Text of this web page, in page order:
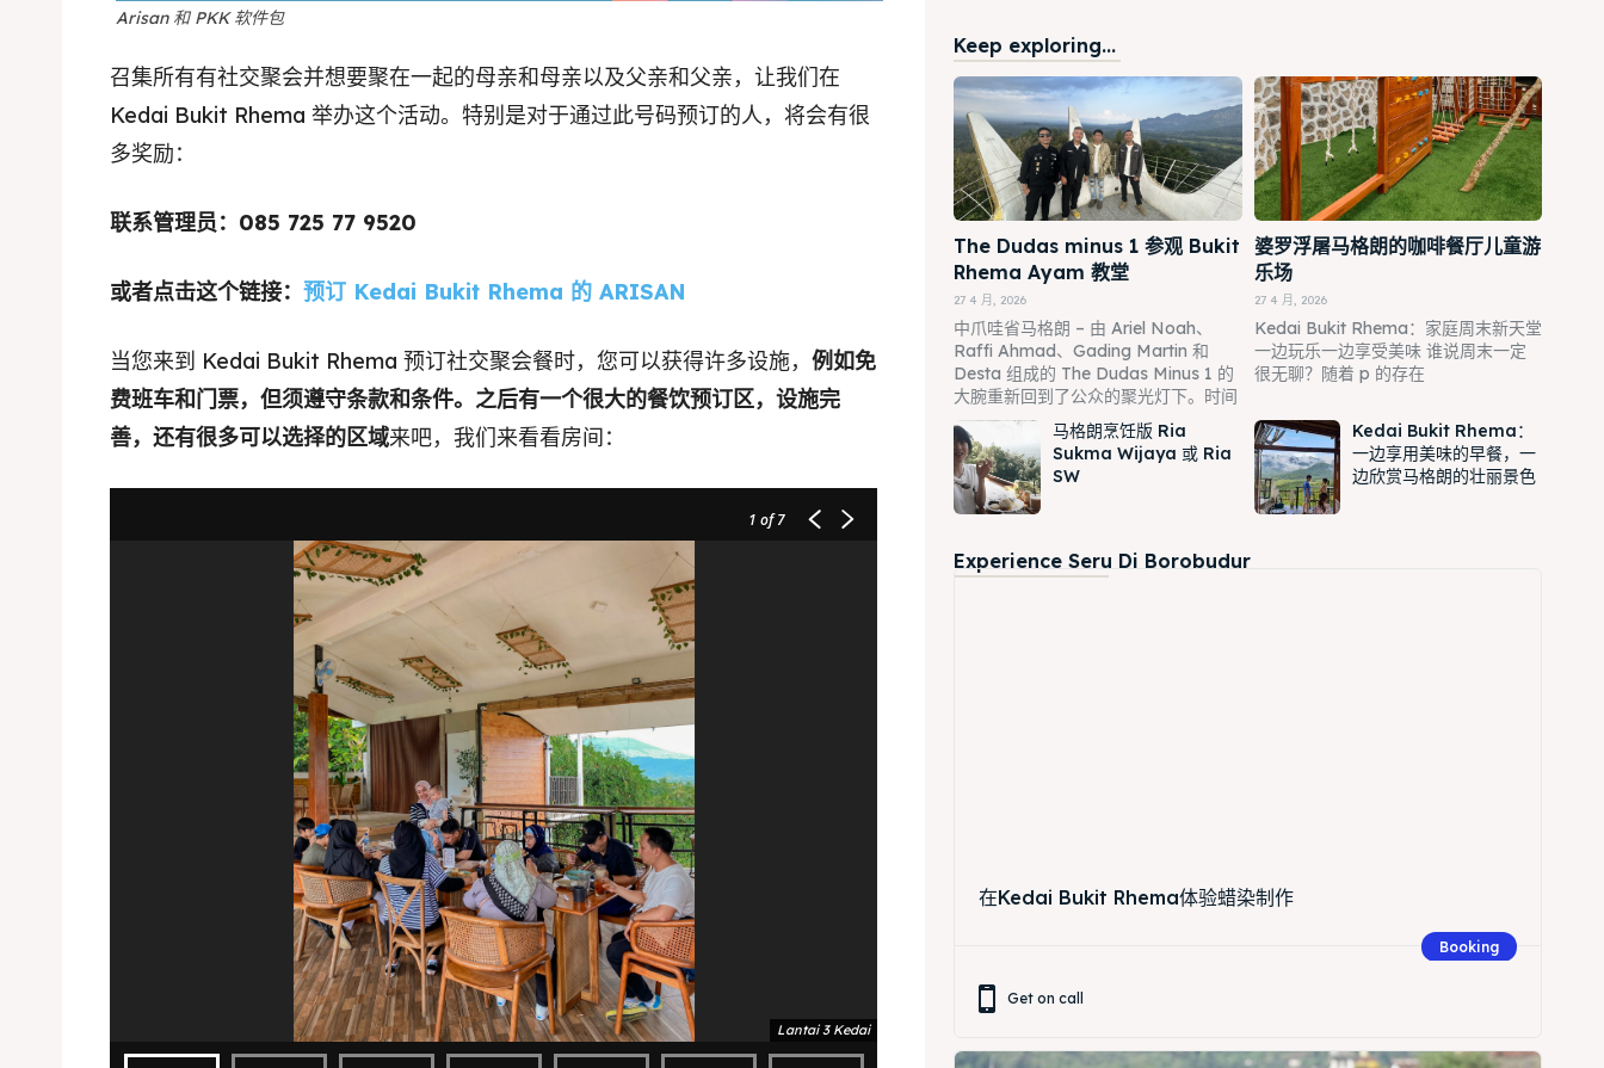
Explore our destinations
& Make a booking today
Tempat Makan Keluarga
Tempat Makan Rombongan
Ruang Meeting
Playground Anak
Katering Magelang
Nasi Box
Explore our destinations
& Make a booking today
Tempat Makan Rombongan
Ruang Meeting
Playground Anak
Katering Magelang
Nasi Box
Search
BAHASA / LANGUAGE
English Indonesia
Français Deutsch Nederlands
Arisan 和 PKK 软件包
召集所有有社交聚会并想要聚在一起的母亲和母亲以及父亲和父亲，让我们在
Kedai Bukit Rhema 举办这个活动。特别是对于通过此号码预订的人，将会有很
多奖励：
联系管理员：085 725 77 9520
或者点击这个链接： 预订 Kedai Bukit Rhema 的 ARISAN
当您来到 Kedai Bukit Rhema 预订社交聚会餐时，您可以获得许多设施， 例如免
费班车和门票，但须遵守条款和条件。之后有一个很大的餐饮预订区，设施完
善，还有很多可以选择的区域来吧，我们来看看房间：
1 of 7
Lantai 3 Kedai
Keep exploring...
The Dudas minus 1 参观 Bukit
Rhema Ayam 教堂
27 4 月, 2026
中爪哇省马格朗 – 由 Ariel Noah、
Raffi Ahmad、Gading Martin 和
Desta 组成的 The Dudas Minus 1 的
大腕重新回到了公众的聚光灯下。时间
婆罗浮屠马格朗的咖啡餐厅儿童游
乐场
27 4 月, 2026
Kedai Bukit Rhema：家庭周末新天堂
一边玩乐一边享受美味 谁说周末一定
很无聊？随着 p 的存在
马格朗烹饪版 Ria
Sukma Wijaya 或 Ria
SW
Kedai Bukit Rhema：
一边享用美味的早餐，一
边欣赏马格朗的壮丽景色
Experience Seru Di Borobudur
在Kedai Bukit Rhema体验蜡染制作
Booking
Get on call